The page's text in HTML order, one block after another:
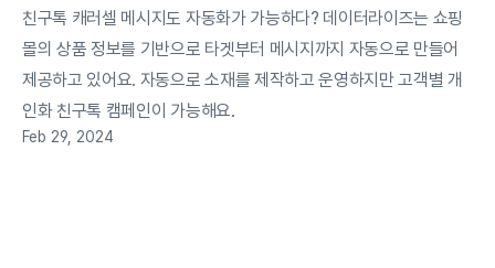
친구톡 캐러셀 메시지도 자동화가 가능하다? 데이터라이즈는 쇼핑
몰의 상품 정보를 기반으로 타겟부터 메시지까지 자동으로 만들어
제공하고 있어요. 자동으로 소재를 제작하고 운영하지만 고객별 개
인화 친구톡 캠페인이 가능해요.
Feb 29, 2024